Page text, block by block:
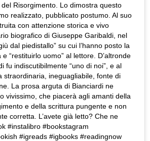
Risorgimento. Lo dimostra questo
realizzato, pubblicato postumo. Al suo
con attenzione storica e vivo
biografico di Giuseppe Garibaldi, nel
dal piedistallo” su cui l’hanno posto la
e “restituirlo uomo” al lettore. D’altronde
fu indiscutibilmente “uno di noi”, e al
straordinaria, ineguagliabile, fonte di
La prosa arguta di Bianciardi ne
vivissimo, che piacerà agli amanti della
e della scrittura pungente e non
corretta. L’avete già letto? Che ne
#instalibro #bookstagram
#igreads #igbooks #readingnow